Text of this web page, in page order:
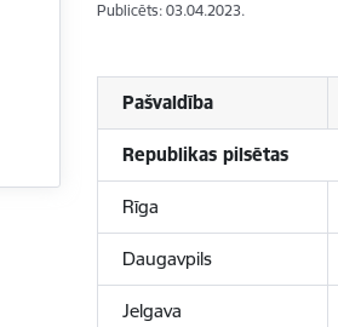
Publicēts: 03.04.2023.
Pašvaldība
Republikas pilsētas
Rīga
Daugavpils
Jelgava